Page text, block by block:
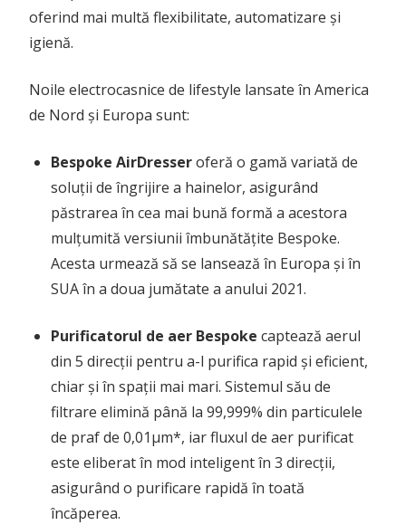
oferind mai multă flexibilitate, automatizare și
igienă.
Noile electrocasnice de lifestyle lansate în America
de Nord și Europa sunt:
Bespoke AirDresseroferă o gamă variată de
soluții de îngrijire a hainelor, asigurând
păstrarea în cea mai bună formă a acestora
mulțumită versiunii îmbunătățite Bespoke.
Acesta urmează să se lansează în Europa și în
SUA în a doua jumătate a anului 2021.
Purificatorul de aer Bespoke captează aerul
din 5 direcții pentru a-l purifica rapid și eficient,
chiar și în spații mai mari. Sistemul său de
filtrare elimină până la 99,999% din particulele
de praf de 0,01µm*, iar fluxul de aer purificat
este eliberat în mod inteligent în 3 direcții,
asigurând o purificare rapidă în toată
încăperea.